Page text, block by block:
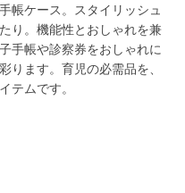
帳ケース。スタイリッシュ
り。機能性とおしゃれを兼
手帳や診察券をおしゃれに
ります。育児の必需品を、
テムです。